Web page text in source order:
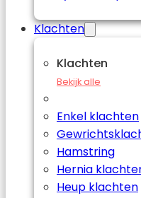
Klachten
Klachten
Bekijk alle
Enkel klachten
Hamstring
Hernia
Heup klachten